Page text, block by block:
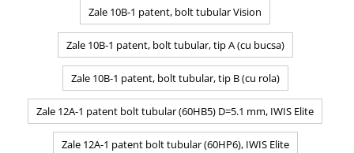
Zale 10B-1 patent, bolt tubular Vision
Zale 10B-1 patent, bolt tubular, tip A (cu bucsa)
Zale 10B-1 patent, bolt tubular, tip B (cu rola)
Zale 12A-1 patent bolt tubular (60HB5) D=5.1 mm, IWIS Elite
Zale 12A-1 patent bolt tubular (60HP6), IWIS Elite